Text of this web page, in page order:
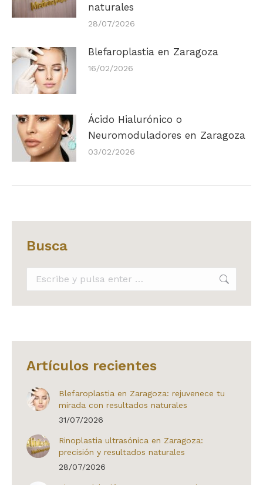
naturales
28/07/2026
Blefaroplastia en Zaragoza
16/02/2026
Ácido Hialurónico o
Neuromoduladores en Zaragoza
03/02/2026
Busca
Artículos recientes
Blefaroplastia en Zaragoza: rejuvenece tu
mirada con resultados naturales
31/07/2026
Rinoplastia ultrasónica en Zaragoza:
precisión y resultados naturales
28/07/2026